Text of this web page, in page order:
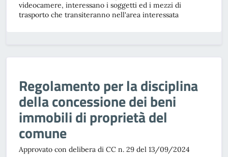
videocamere, interessano i soggetti ed i mezzi di
trasporto che transiteranno nell'area interessata
Regolamento per la disciplina
della concessione dei beni
immobili di proprietà del
comune
Approvato con delibera di CC n. 29 del 13/09/2024